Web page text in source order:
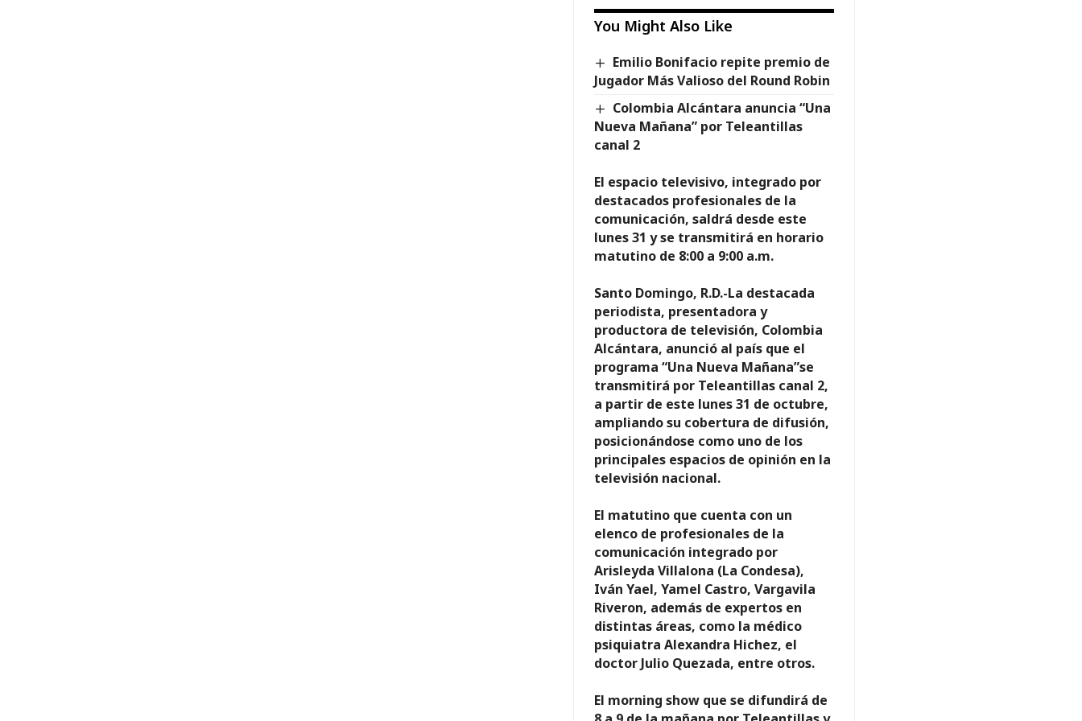
You Might Also Like
Emilio Bonifacio repite premio de
Jugador Más Valioso del Round Robin
Colombia Alcántara anuncia “Una
Nueva Mañana” por Teleantillas
canal 2
El espacio televisivo, integrado por
destacados profesionales de la
comunicación, saldrá desde este
lunes 31 y se transmitirá en horario
matutino de 8:00 a 9:00 a.m.
Santo Domingo, R.D.-La destacada
periodista, presentadora y
productora de televisión, Colombia
Alcántara, anunció al país que el
programa “Una Nueva Mañana”se
transmitirá por Teleantillas canal 2,
a partir de este lunes 31 de octubre,
ampliando su cobertura de difusión,
posicionándose como uno de los
principales espacios de opinión en la
televisión nacional.
El matutino que cuenta con un
elenco de profesionales de la
comunicación integrado por
Arisleyda Villalona (La Condesa),
Iván Yael, Yamel Castro, Vargavila
Riveron, además de expertos en
distintas áreas, como la médico
psiquiatra Alexandra Hichez, el
doctor Julio Quezada, entre otros.
El morning show que se difundirá de